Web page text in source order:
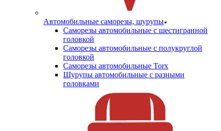
Автомобильные саморезы, шурупы
Саморезы автомобильные с шестигранной
головкой
Саморезы автомобильные с полукруглой
головкой
Саморезы автомобильные Torx
Шурупы автомобильные с разными
головками